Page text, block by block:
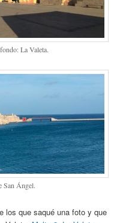
La Valeta.
San Ángel.
los que saqué una foto y que